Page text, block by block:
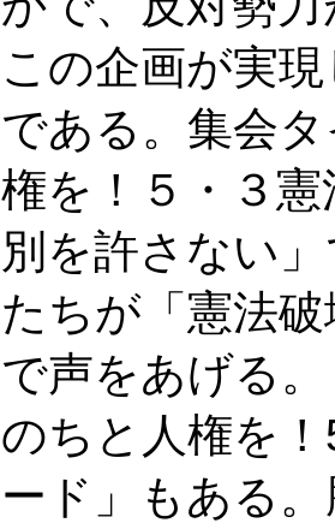
この企画が実
である。集会
権を！５・３
別を許さない
たちが「憲法
で声をあげる
のちと人権を
ード」もある